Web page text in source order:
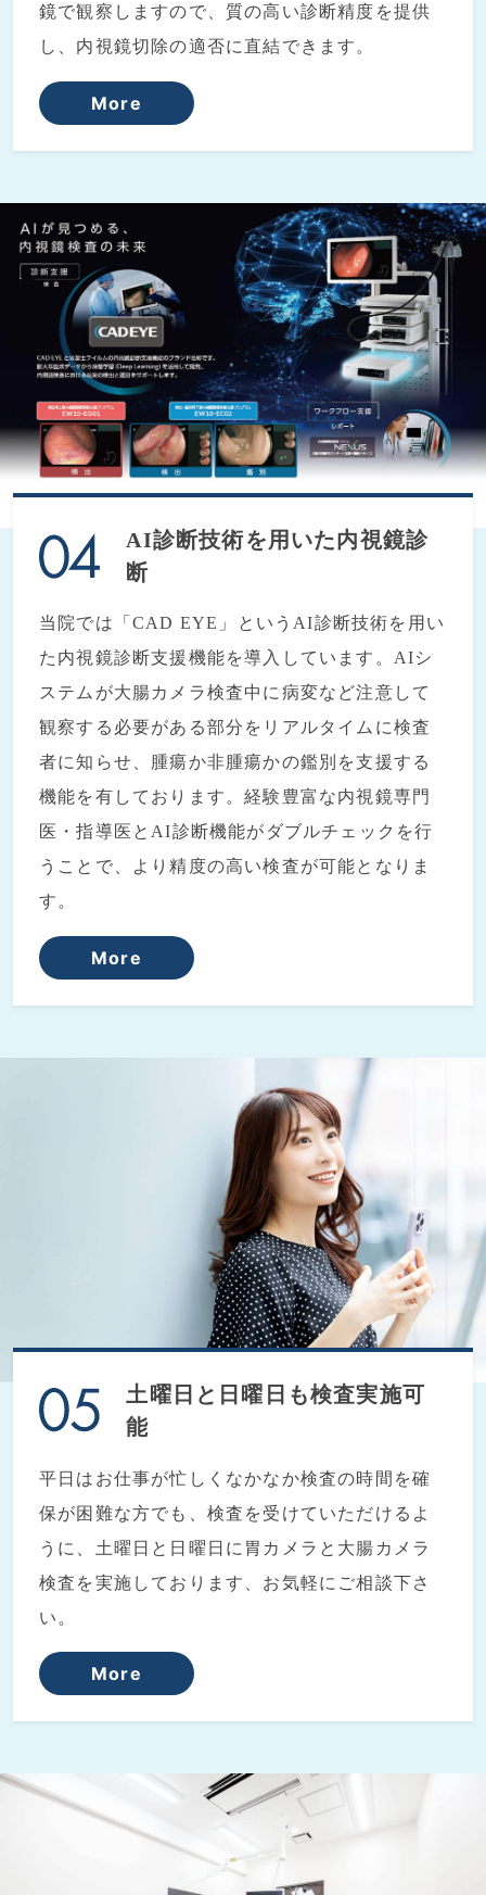
鏡で観察しますので、質の高い診断精度を提供
し、内視鏡切除の適否に直結できます。
More
AI診断技術を用いた内視鏡診
断
当院では「CAD EYE」というAI診断技術を用い
た内視鏡診断支援機能を導入しています。AIシ
ステムが大腸カメラ検査中に病変など注意して
観察する必要がある部分をリアルタイムに検査
者に知らせ、腫瘍か非腫瘍かの鑑別を支援する
機能を有しております。経験豊富な内視鏡専門
医・指導医とAI診断機能がダブルチェックを行
うことで、より精度の高い検査が可能となりま
す。
More
土曜日と日曜日も検査実施可
能
平日はお仕事が忙しくなかなか検査の時間を確
保が困難な方でも、検査を受けていただけるよ
うに、土曜日と日曜日に胃カメラと大腸カメラ
検査を実施しております、お気軽にご相談下さ
い。
More